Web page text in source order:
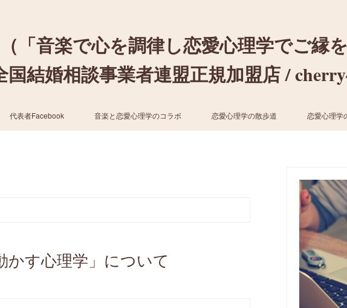
「音楽で心を調律し恋愛心理学でご縁
結婚相談事業者連盟正規加盟店 /
代表者Facebook 音楽と恋愛心理学のコラボ 恋愛心理学の散歩道 恋愛心理学
かす心理学」について